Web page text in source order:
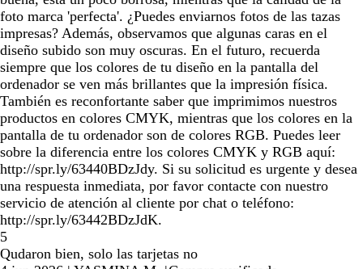
foto marca 'perfecta'. ¿Puedes enviarnos fotos de las tazas
impresas? Además, observamos que algunas caras en el
diseño subido son muy oscuras. En el futuro, recuerda
siempre que los colores de tu diseño en la pantalla del
ordenador se ven más brillantes que la impresión física.
También es reconfortante saber que imprimimos nuestros
productos en colores CMYK, mientras que los colores en la
pantalla de tu ordenador son de colores RGB. Puedes leer
sobre la diferencia entre los colores CMYK y RGB aquí:
http://spr.ly/63440BDzJdy. Si su solicitud es urgente y desea
una respuesta inmediata, por favor contacte con nuestro
servicio de atención al cliente por chat o teléfono:
http://spr.ly/63442BDzJdK.
5
Qudaron bien, solo las tarjetas no